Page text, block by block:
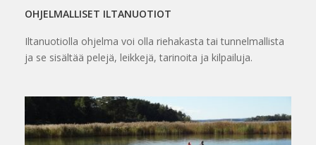
OHJELMALLISET ILTANUOTIOT
Iltanuotiolla ohjelma voi olla riehakasta tai tunnelmallista
ja se sisältää pelejä, leikkejä, tarinoita ja kilpailuja.